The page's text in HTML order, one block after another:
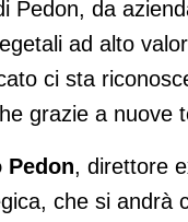
Pedon, da
ad alto
ci sta
grazie a nuove
Pedon, direttore
che si andrà